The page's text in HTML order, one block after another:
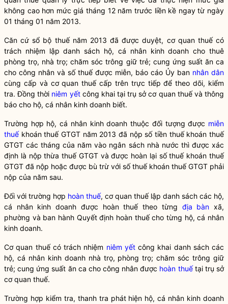
không cao hơn mức giá tháng 12 năm trước liền kề ngay từ ngày
01 tháng 01 năm 2013.
Căn cứ sổ bộ thuế năm 2013 đã được duyệt, cơ quan thuế có
trách nhiệm lập danh sách hộ, cá nhân kinh doanh cho thuê
phòng trọ, nhà trọ; chăm sóc trông giữ trẻ; cung ứng suất ăn ca
cho công nhân và số thuế được miễn, báo cáo Ủy ban nhân dân
cùng cấp và cơ quan thuế cấp trên trực tiếp để theo dõi, kiểm
tra. Đồng thời niêm yếtcông khai tại trụ sở cơ quan thuế và thông
báo cho hộ, cá nhân kinh doanh biết.
Trường hợp hộ, cá nhân kinh doanh thuộc đối tượng được miễn
thuếkhoán thuế GTGT năm 2013 đã nộp số tiền thuế khoán thuế
GTGT các tháng của năm vào ngân sách nhà nước thì được xác
định là nộp thừa thuế GTGT và được hoàn lại số thuế khoán thuế
GTGT đã nộp hoặc được bù trừ với số thuế khoán thuế GTGT phải
nộp của năm sau.
Đối với trường hợp hoàn thuế, cơ quan thuế lập danh sách các hộ,
cá nhân kinh doanh được hoàn thuếtheo từng địa bàn xã,
phường và ban hành Quyết định hoàn thuếcho từng hộ, cá nhân
kinh doanh.
Cơ quan thuế có trách nhiệm niêm yếtcông khai danh sách các
hộ, cá nhân kinh doanh nhà trọ, phòng trọ; chăm sóc trông giữ
trẻ; cung ứng suất ăn ca cho công nhân được hoàn thuếtại trụ sở
cơ quan thuế.
Trường hợp kiểm tra, thanh tra phát hiện hộ, cá nhân kinh doanh